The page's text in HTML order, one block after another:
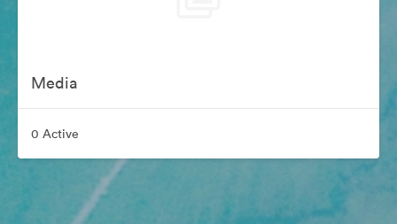
Media
0 Active